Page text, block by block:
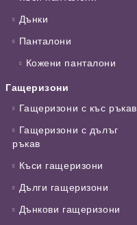
Дънки
Панталони
Кожени панталони
Гащеризони
Гащеризони с къс ръкав
Гащеризони с дълъг
ръкав
Къси гащеризони
Дълги гащеризони
Дънкови гащеризони